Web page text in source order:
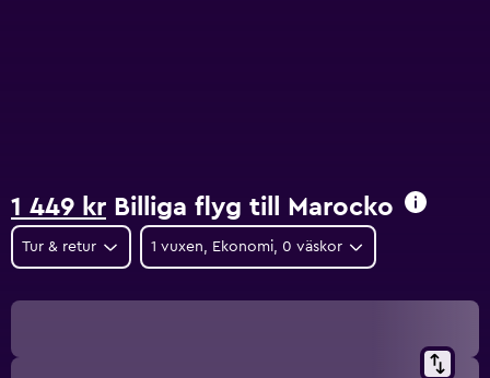
1 449 kr Billiga flyg till Marocko
Tur & retur 1 vuxen, Ekonomi, 0 väskor